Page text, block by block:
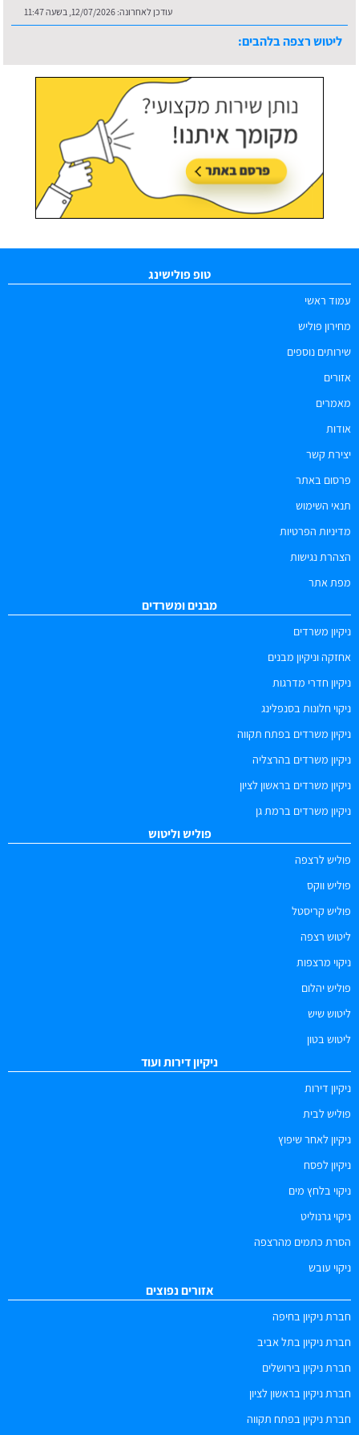
עודכן לאחרונה: 12/07/2026, בשעה 11:47
ליטוש רצפה בלהבים:
עודכן לאחרונה:16/07/2026, בשעה 10:36
טופ פולישינג
עמוד ראשי
מחירון פוליש
שירותים נוספים
אזורים
מאמרים
אודות
יצירת קשר
פרסום באתר
תנאי השימוש
מדיניות הפרטיות
הצהרת נגישות
מפת אתר
מבנים ומשרדים
ניקיון משרדים
אחזקה וניקיון מבנים
ניקיון חדרי מדרגות
ניקוי חלונות בסנפלינג
ניקיון משרדים בפתח תקווה
ניקיון משרדים בהרצליה
ניקיון משרדים בראשון לציון
ניקיון משרדים ברמת גן
פוליש וליטוש
פוליש לרצפה
פוליש ווקס
פוליש קריסטל
ליטוש רצפה
ניקוי מרצפות
פוליש יהלום
ליטוש שיש
ליטוש בטון
ניקיון דירות ועוד
ניקיון דירות
פוליש לבית
ניקיון לאחר שיפוץ
ניקיון לפסח
ניקוי בלחץ מים
ניקוי גרנוליט
הסרת כתמים מהרצפה
ניקוי עובש
אזורים נפוצים
חברת ניקיון בחיפה
חברת ניקיון בתל אביב
חברת ניקיון בירושלים
חברת ניקיון בראשון לציון
חברת ניקיון בפתח תקווה